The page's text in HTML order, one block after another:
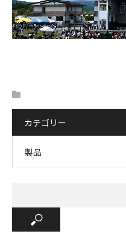
カテゴリー
製品